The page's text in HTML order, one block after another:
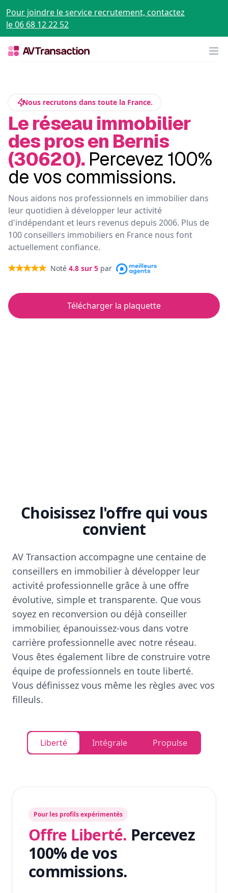
Pour joindre le service recrutement, contactez
le 06 68 12 22 52
Nous recrutons dans toute la France.
Le réseau immobilier
des pros en Bernis
(30620). Percevez 100%
de vos commissions.
Nous aidons nos professionnels en immobilier dans
leur quotidien à développer leur activité
d'indépendant et leurs revenus depuis 2006. Plus de
100 conseillers immobiliers en France nous font
actuellement confiance.
Noté 4.8 sur 5 par
Télécharger la plaquette
Choisissez l'offre qui vous
convient
AV Transaction accompagne une centaine de
conseillers en immobilier à développer leur
activité professionnelle grâce à une offre
évolutive, simple et transparente. Que vous
soyez en reconversion ou déjà conseiller
immobilier, épanouissez-vous dans votre
carrière professionnelle avec notre réseau.
Vous êtes également libre de construire votre
équipe de professionnels en toute liberté.
Vous définissez vous même les règles avec vos
filleuls.
Liberté Intégrale Propulse
Pour les profils expérimentés
Offre Liberté. Percevez
100% de vos
commissions.